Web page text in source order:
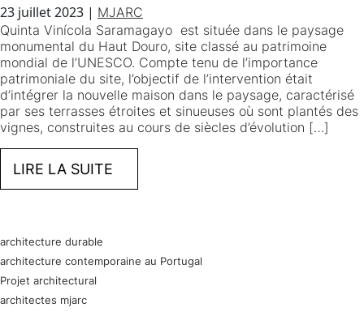
23 juillet 2023 | MJARC
Quinta Vinícola Saramagayo est située dans le paysage
monumental du Haut Douro, site classé au patrimoine
mondial de l’UNESCO. Compte tenu de l’importance
patrimoniale du site, l’objectif de l’intervention était
d’intégrer la nouvelle maison dans le paysage, caractérisé
par ses terrasses étroites et sinueuses où sont plantés des
vignes, construites au cours de siècles d’évolution […]
LIRE LA SUITE
architecture durable
architecture contemporaine au Portugal
Projet architectural
architectes mjarc